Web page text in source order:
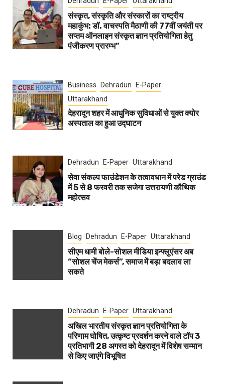
संस्कृत, संस्कृति और संस्कारों का राष्ट्रीय
महाकुंभ: डॉ. वाचस्पति मैठाणी की 77वीं जयंती पर
सप्तम ऑनलाइन संस्कृत ज्ञान प्रतियोगिता हेतु
पंजीकरण प्रारम्भ”
Business Dehradun
E-Paper
Uttarakhand
देहरादून शहर में आधुनिक सुविधाओं से युक्त क्योर
अस्पताल का हुआ उद्घाटन
Dehradun E-Paper Uttarakhand
सेवा संकल्प फाउंडेशन के तत्वावधान में परेड ग्राउंड
में 5 से 8 फरवरी तक सजेगा उत्तरायणी कौथिक
महोत्सव
Blog Dehradun E-Paper Uttarakhand
सीएम धामी बोले-सोशल मीडिया इन्फ्लुएंसर अब
“सोशल चेंज मेकर्स”, समाज में बड़ा बदलाव ला
सकते
Dehradun E-Paper Uttarakhand
अखिल भारतीय संस्कृत ज्ञान प्रतियोगिता के
परिणाम घोषित, उत्कृष्ट प्रदर्शन करने वाले टॉप 3
प्रतिभागी 28 अगस्त को देहरादून में विशेष सम्मान
से किए जाएंगे विभूषित